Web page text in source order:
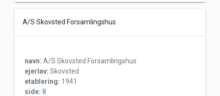
A/S Skovsted Forsamlingshus
navn: A/S Skovsted Forsamlingshus
ejerlav: Skovsted
etablering: 1941
side: 8